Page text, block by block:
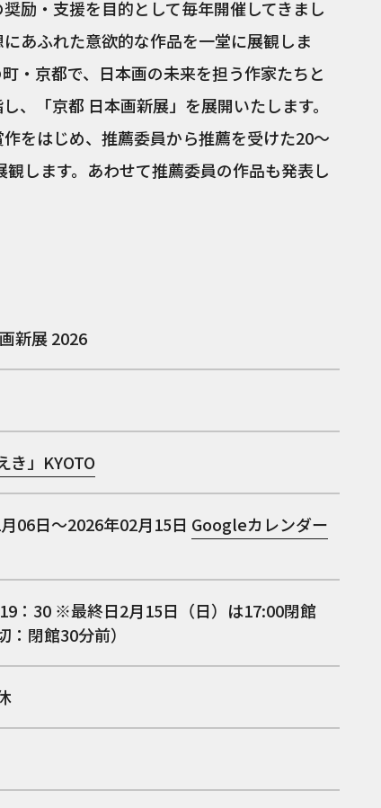
励・支援を目的として毎年開催してきまし
あふれた意欲的な作品を一堂に展観しま
・京都で、日本画の未来を担う作家たちと
、「京都 日本画新展」を展開いたします。
をはじめ、推薦委員から推薦を受けた20～
します。あわせて推薦委員の作品も発表し
新展 2026
き」KYOTO
06日～2026年02月15日 Googleカレンダー
：30 ※最終日2月15日（日）は17:00閉館
：閉館30分前）